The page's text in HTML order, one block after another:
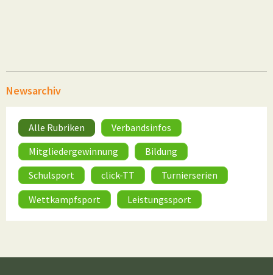
Newsarchiv
Alle Rubriken
Verbandsinfos
Mitgliedergewinnung
Bildung
Schulsport
click-TT
Turnierserien
Wettkampfsport
Leistungssport